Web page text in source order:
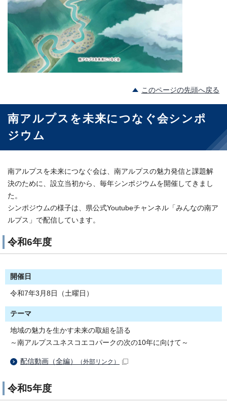
このページの先頭へ戻る
南アルプスを未来につなぐ会シンポ
ジウム
南アルプスを未来につなぐ会は、南アルプスの魅力発信と課題解
決のために、設立当初から、毎年シンポジウムを開催してきまし
た。
シンポジウムの様子は、県公式Youtubeチャンネル「みんなの南ア
ルプス」で配信しています。
令和6年度
開催日
令和7年3月8日（土曜日）
テーマ
地域の魅力を生かす未来の取組を語る
～南アルプスユネスコエコパークの次の10年に向けて～
配信動画（全編） （外部リンク）
令和5年度